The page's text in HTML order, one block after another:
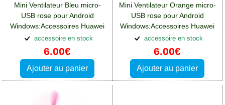
Mini Ventilateur Bleu micro-
USB rose pour Android
Windows:Accessoires Huawei
P Smart Plus
accessoire en stock
6.00€
Ajouter au panier
Mini Ventilateur Orange micro-
USB rose pour Android
Windows:Accessoires Huawei
P Smart Plus
accessoire en stock
6.00€
Ajouter au panier